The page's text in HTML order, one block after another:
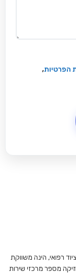
הפרטיות,
רפואי, הינה משווקת
מספר מרכזי שירות